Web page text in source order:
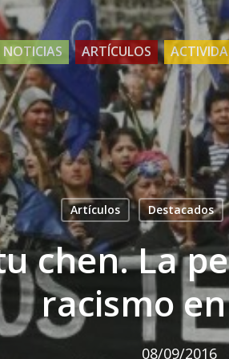
NOTICIAS ARTÍCULOS
Artículos Destacados
chen. La
racismo
08/09/2016